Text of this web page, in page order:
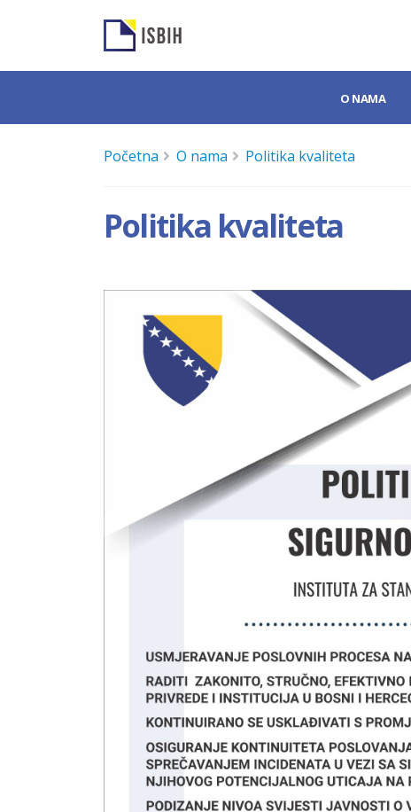
O NAMA
Početna O nama Politika kvaliteta
Politika kvaliteta